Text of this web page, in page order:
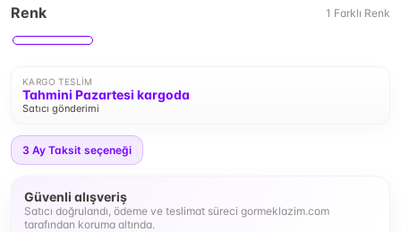
Renk 1 Farklı Renk
KARGO TESLIM
Tahmini Pazartesi kargoda
Satıcı gönderimi
3 Ay Taksit seçeneği
Güvenli alışveriş
Satıcı doğrulandı, ödeme ve teslimat süreci gormeklazim.com
tarafından koruma altında.